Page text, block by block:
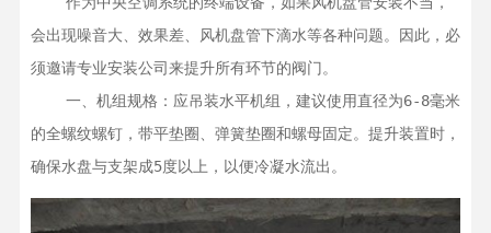
会出现噪音大、效果差、风机盘管下滴水等各种问题。因此，必
须邀请专业安装公司来提升所有环节的阀门。
的全螺纹螺钉，带平垫圈、弹簧垫圈和螺母固定。提升装置时，
确保水盘与支架成5度以上，以便冷凝水流出。